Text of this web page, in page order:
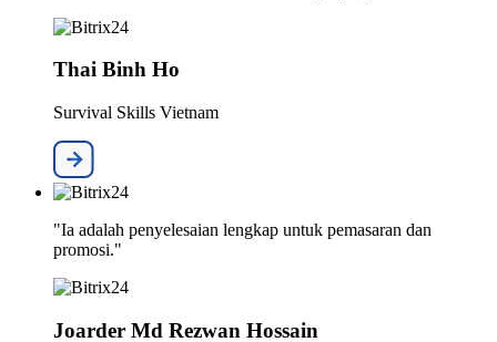
Thai Binh Ho
Survival Skills Vietnam
"Ia adalah penyelesaian lengkap untuk pemasaran dan
promosi."
Joarder Md Rezwan Hossain